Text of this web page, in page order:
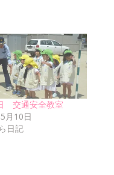
交通安全教室
月10日
日記